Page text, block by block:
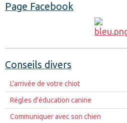
Page Facebook
Conseils divers
L'arrivée de votre chiot
Régles d'éducation canine
Communiquer avec son chien